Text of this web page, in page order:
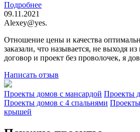
Подробнее
09.11.2021
Alexey@yes.
Отношение цены и качества
заказали, что называется, не выходя
договор и проект без проволочек, я
Написать отзыв
Проекты домов с мансардой Проекты
Проекты домов с 4 спальнями
крышей